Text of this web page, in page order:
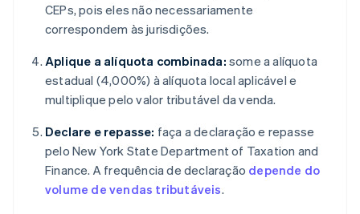
CEPs, pois eles não necessariamente
correspondem às jurisdições.
Aplique a alíquota combinada: some a alíquota
estadual (4,000%) à alíquota local aplicável e
multiplique pelo valor tributável da venda.
Declare e repasse: faça a declaração e repasse
pelo New York State Department of Taxation and
Finance. A frequência de declaração depende do
volume de vendas tributáveis.